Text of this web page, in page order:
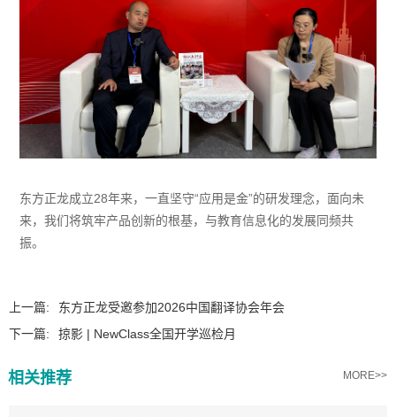
东方正龙成立28年来，一直坚守“应用是金”的研发理念，面向未
来，我们将筑牢产品创新的根基，与教育信息化的发展同频共
振。
上一篇:
东方正龙受邀参加2026中国翻译协会年会
下一篇:
掠影 | NewClass全国开学巡检月
相关推荐 MORE>>